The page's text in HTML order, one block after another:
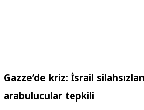
Gazze’de kriz: İsrail
arabulucular tepkili